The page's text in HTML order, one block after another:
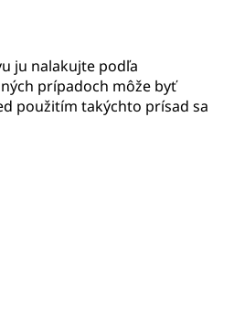
ju nalakujte podľa
prípadoch môže byť
použitím takýchto prísad sa